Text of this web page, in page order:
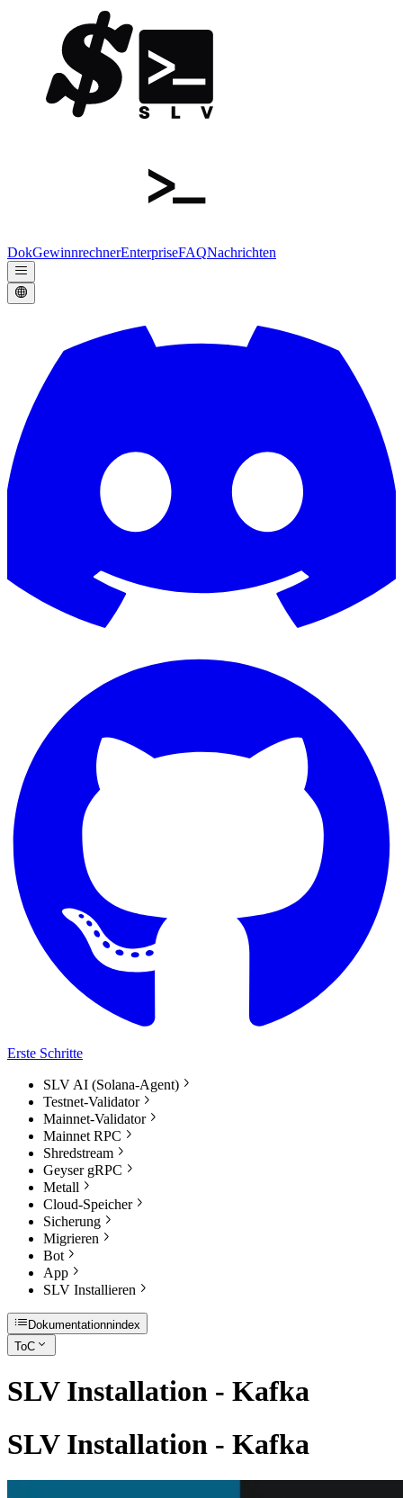
DokGewinnrechnerEnterpriseFAQNachrichten
Erste Schritte
SLV AI (Solana-Agent)
Testnet-Validator
Mainnet-Validator
Mainnet RPC
Shredstream
Geyser gRPC
Metall
Cloud-Speicher
Sicherung
Migrieren
Bot
App
SLV Installieren
Dokumentationnindex
ToC
SLV Installation - Kafka
SLV Installation - Kafka